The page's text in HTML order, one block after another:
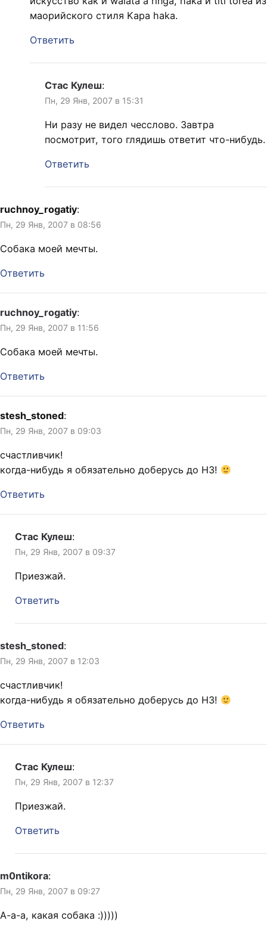
маорийского стиля Kapa haka.
Ответить
Стас Кулеш:
Пн, 29 Янв, 2007 в 15:31
Ни разу не видел чесслово. Завтра
посмотрит, того глядишь ответит что-нибудь.
Ответить
ruchnoy_rogatiy:
Пн, 29 Янв, 2007 в 08:56
Собака моей мечты.
Ответить
ruchnoy_rogatiy:
Пн, 29 Янв, 2007 в 11:56
Собака моей мечты.
Ответить
stesh_stoned:
Пн, 29 Янв, 2007 в 09:03
счастливчик!
когда-нибудь я обязательно доберусь до НЗ!
Ответить
Стас Кулеш:
Пн, 29 Янв, 2007 в 09:37
Приезжай.
Ответить
stesh_stoned:
Пн, 29 Янв, 2007 в 12:03
счастливчик!
когда-нибудь я обязательно доберусь до НЗ!
Ответить
Стас Кулеш:
Пн, 29 Янв, 2007 в 12:37
Приезжай.
Ответить
m0ntikora:
Пн, 29 Янв, 2007 в 09:27
А-а-а, какая собака :)))))